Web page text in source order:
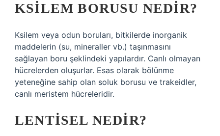
KSILEM BORUSU NEDIR?
Ksilem veya odun boruları, bitkilerde inorganik
maddelerin (su, mineraller vb.) taşınmasını
sağlayan boru şeklindeki yapılardır. Canlı olmayan
hücrelerden oluşurlar. Esas olarak bölünme
yeteneğine sahip olan soluk borusu ve trakeidler,
canlı meristem hücreleridir.
LENTISEL NEDIR?